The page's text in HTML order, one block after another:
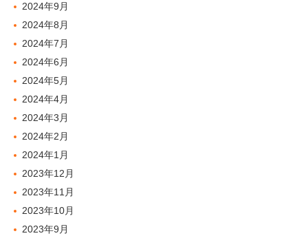
2024年9月
2024年8月
2024年7月
2024年6月
2024年5月
2024年4月
2024年3月
2024年2月
2024年1月
2023年12月
2023年11月
2023年10月
2023年9月